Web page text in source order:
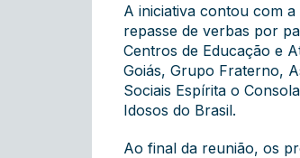
A iniciativa contou com
repasse de verbas por
Centros de Educação e
Goiás, Grupo Fraterno,
Sociais Espírita o
Idosos do Brasil.
Ao final da reunião, os